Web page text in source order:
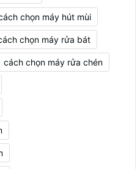
chọn máy hút mùi
chọn máy rửa bát
cách chọn máy rửa chén